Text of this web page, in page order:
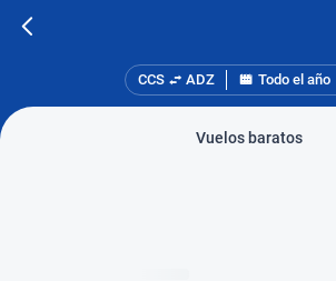
CCS ADZ Todo el año
Vuelos baratos